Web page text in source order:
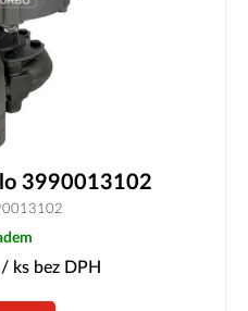
3990013102
ks bez DPH